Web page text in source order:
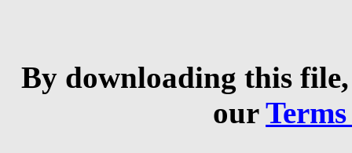
By downloading this
our